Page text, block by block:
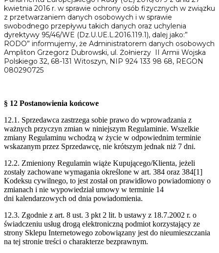
kwietnia 2016 r. w sprawie ochrony osób fizycznych w związku
z przetwarzaniem danych osobowych i w sprawie
swobodnego przepływu takich danych oraz uchylenia
dyrektywy 95/46/WE (Dz.U.UE.L.2016.119.1), dalej jako:”
RODO” informujemy, że Administratorem danych osobowych
Ampliton Grzegorz Dubrowski, ul. Żołnierzy II Armii Wojska
Polskiego 32, 68-131 Witoszyn, NIP 924 133 98 68, REGON
080290725
§ 12 Postanowienia końcowe
12.1. Sprzedawca zastrzega sobie prawo do wprowadzania z
ważnych przyczyn zmian w niniejszym Regulaminie. Wszelkie
zmiany Regulaminu wchodzą w życie w odpowiednim terminie
wskazanym przez Sprzedawcę, nie krótszym jednak niż 7 dni.
12.2. Zmieniony Regulamin wiąże Kupującego/Klienta, jeżeli
zostały zachowane wymagania określone w art. 384 oraz 384[1]
Kodeksu cywilnego, to jest został on prawidłowo powiadomiony o
zmianach i nie wypowiedział umowy w terminie 14
dni kalendarzowych od dnia powiadomienia.
12.3. Zgodnie z art. 8 ust. 3 pkt 2 lit. b ustawy z 18.7.2002 r. o
świadczeniu usług drogą elektroniczną podmiot korzystający ze
strony Sklepu Internetowego zobowiązany jest do nieumieszczania
na tej stronie treści o charakterze bezprawnym.